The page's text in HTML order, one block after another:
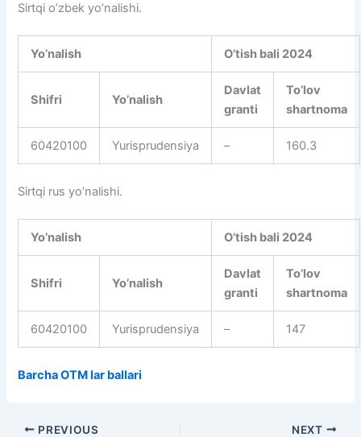
Sirtqi o’zbek yo’nalishi.
Yo’nalish O’tish bali 2024
Shifri Yo’nalish
Davlat
granti
To’lov
shartnoma
60420100 Yurisprudensiya – 160.3
Sirtqi rus yo’nalishi.
Yo’nalish O’tish bali 2024
Shifri Yo’nalish
Davlat
granti
To’lov
shartnoma
60420100 Yurisprudensiya – 147
Barcha OTM lar ballari
PREVIOUS NEXT